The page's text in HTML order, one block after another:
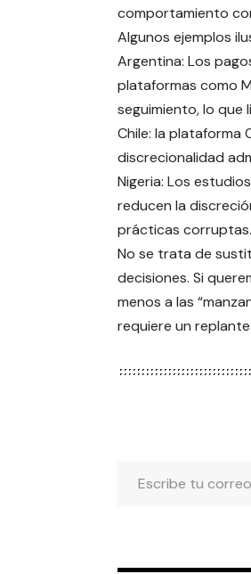
comportamiento
Algunos ejemplos
Argentina: Los
plataformas como
seguimiento, lo
Chile: la plataforma
discrecionalidad
Nigeria: Los
reducen la
prácticas corruptas.
No se trata de
decisiones. Si
menos a las
requiere un